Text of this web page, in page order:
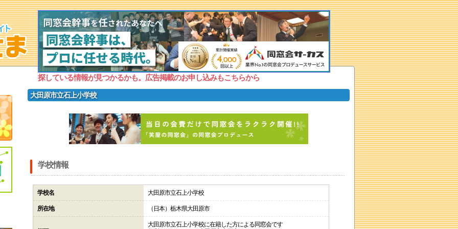
探している情報が見つかるかも。広告掲載のお申し込みもこちらから
大田原市立石上小学校
学校情報
学校名 大田原市立石上小学校
所在地 （日本）栃木県大田原市
大田原市立石上小学校に在籍した方による同窓会です